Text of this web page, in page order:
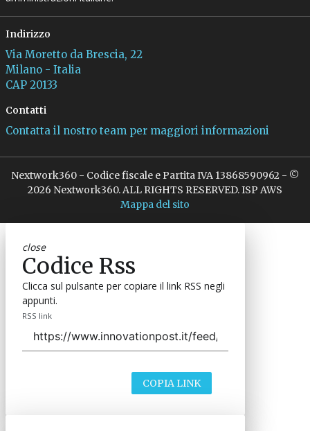
Indirizzo
Via Moretto da Brescia, 22
Milano - Italia
CAP 20133
Contatti
Contatta il nostro team per maggiori informazioni
Nextwork360 - Codice fiscale e Partita IVA 13868590962 - ©
2026 Nextwork360. ALL RIGHTS RESERVED. ISP AWS
Mappa del sito
close
Codice Rss
Clicca sul pulsante per copiare il link RSS negli
appunti.
RSS link
COPIA LINK